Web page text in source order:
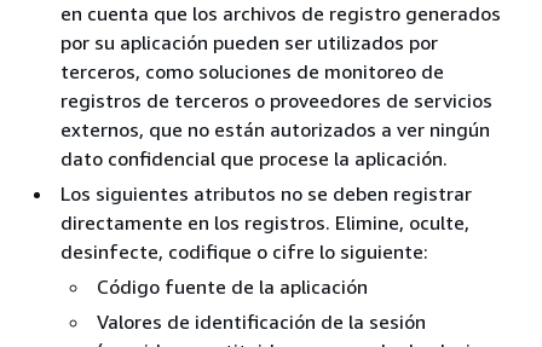
en cuenta que los archivos de registro generados
por su aplicación pueden ser utilizados por
terceros, como soluciones de monitoreo de
registros de terceros o proveedores de servicios
externos, que no están autorizados a ver ningún
dato confidencial que procese la aplicación.
Los siguientes atributos no se deben registrar
directamente en los registros. Elimine, oculte,
desinfecte, codifique o cifre lo siguiente:
Código fuente de la aplicación
Valores de identificación de la sesión